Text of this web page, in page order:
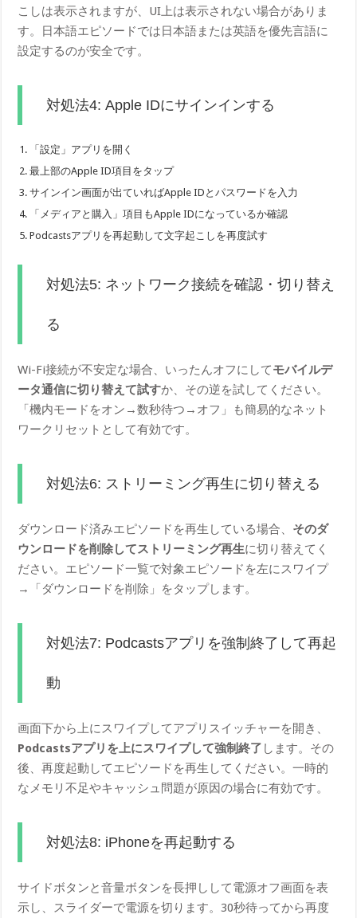
こしは表示されますが、UI上は表示されない場合がありま
す。日本語エピソードでは日本語または英語を優先言語に
設定するのが安全です。
対処法4: Apple IDにサインインする
「設定」アプリを開く
最上部のApple ID項目をタップ
サインイン画面が出ていればApple IDとパスワードを入力
「メディアと購入」項目もApple IDになっているか確認
Podcastsアプリを再起動して文字起こしを再度試す
対処法5: ネットワーク接続を確認・切り替え
る
Wi-Fi接続が不安定な場合、いったんオフにしてモバイルデ
ータ通信に切り替えて試すか、その逆を試してください。
「機内モードをオン→数秒待つ→オフ」も簡易的なネット
ワークリセットとして有効です。
対処法6: ストリーミング再生に切り替える
ダウンロード済みエピソードを再生している場合、 そのダ
ウンロードを削除してストリーミング再生に切り替えてく
ださい。エピソード一覧で対象エピソードを左にスワイプ
→「ダウンロードを削除」をタップします。
対処法7: Podcastsアプリを強制終了して再起
動
画面下から上にスワイプしてアプリスイッチャーを開き、
Podcastsアプリを上にスワイプして強制終了 します。その
後、再度起動してエピソードを再生してください。一時的
なメモリ不足やキャッシュ問題が原因の場合に有効です。
対処法8: iPhoneを再起動する
サイドボタンと音量ボタンを長押しして電源オフ画面を表
示し、スライダーで電源を切ります。30秒待ってから再度